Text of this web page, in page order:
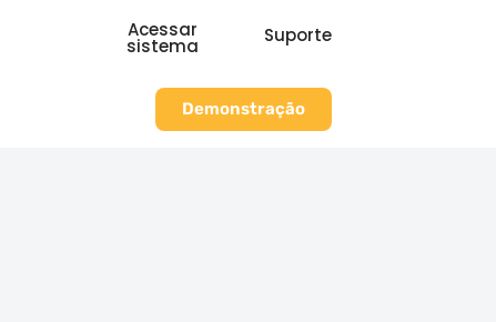
Acessar
sistema Suporte
Demonstração